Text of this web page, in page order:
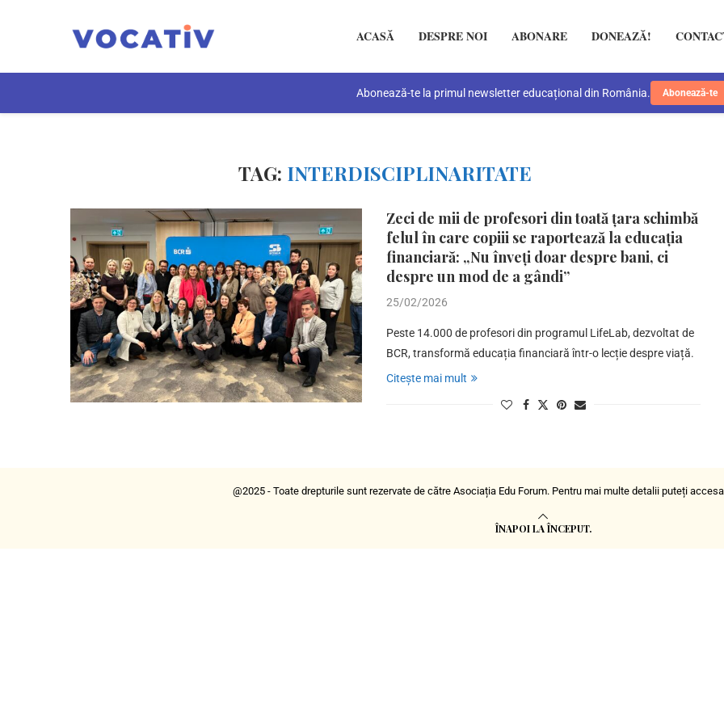
ACASĂ DESPRE NOI ABONARE DONEAZĂ!
Abonează-te la primul newsletter educațional din România. Abonează-te
TAG: INTERDISCIPLINARITATE
Zeci de mii de profesori din toată țara schimbă
felul în care copiii se raportează la educația
financiară: „Nu înveți doar despre bani, ci
despre un mod de a gândi”
25/02/2026
Peste 14.000 de profesori din programul LifeLab, dezvoltat de
BCR, transformă educația financiară într-o lecție despre viață.
Citește mai mult
@2025 - Toate drepturile sunt rezervate de către Asociația Edu Forum. Pentru mai multe detalii puteți
ÎNAPOI LA ÎNCEPUT.